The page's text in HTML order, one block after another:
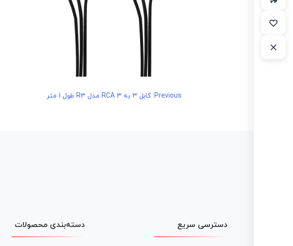
راهبری
Previous: کابل 3 به 3 RCA مدل R3 طول 1 متر
دسترسی سریع دسته‌بندی محصولات